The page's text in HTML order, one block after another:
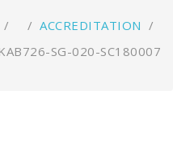
/ / ACCREDITATION /
SG-020-SC180007